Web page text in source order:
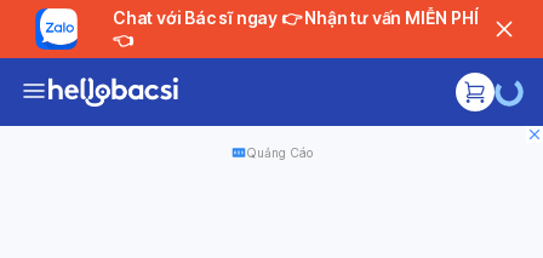
Chat với Bác sĩ ngay 👉 Nhận tư vấn MIỄN PHÍ
👈
Quảng Cáo